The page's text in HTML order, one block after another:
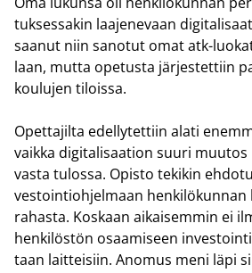
tuk­ses­sa­kin laa­je­ne­vaan
saa­nut niin sa­no­tut omat atk-​
laan, mutta ope­tus­ta jär­jes­tet­tiin
kou­lu­jen ti­lois­sa.
Opet­ta­jil­ta edel­ly­tet­tiin alati
vaik­ka di­gi­ta­li­saa­tion suuri
vasta tu­los­sa. Opis­to te­ki­kin
ves­toin­tioh­jel­maan
ra­has­ta. Kos­kaan ai­kai­sem­min ei
hen­ki­lös­tön osaa­mi­seen
taan lait­tei­siin. Ano­mus meni läpi